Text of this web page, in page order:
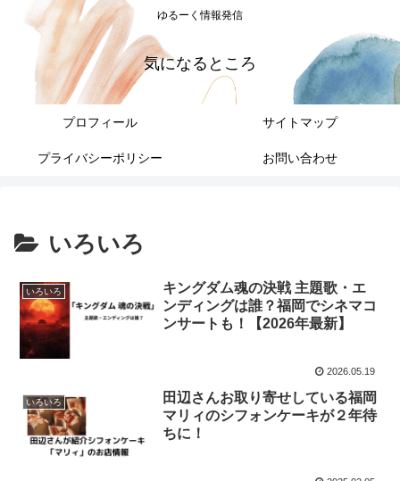
ゆるーく情報発信
気になるところ
プロフィール サイトマップ
プライバシーポリシー お問い合わせ
いろいろ
いろいろ
キングダム魂の決戦 主題歌・エ
ンディングは誰？福岡でシネマコ
ンサートも！【2026年最新】
2026.05.19
いろいろ
田辺さんお取り寄せしている福岡
マリィのシフォンケーキが２年待
ちに！